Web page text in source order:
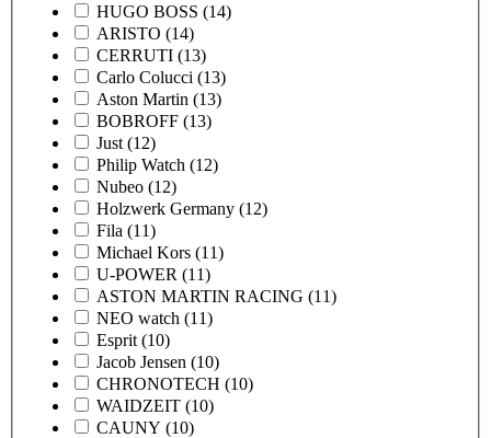
HUGO BOSS (14)
ARISTO (14)
CERRUTI (13)
Carlo Colucci (13)
Aston Martin (13)
BOBROFF (13)
Just (12)
Philip Watch (12)
Nubeo (12)
Holzwerk Germany (12)
Fila (11)
Michael Kors (11)
U-POWER (11)
ASTON MARTIN RACING (11)
NEO watch (11)
Esprit (10)
Jacob Jensen (10)
CHRONOTECH (10)
WAIDZEIT (10)
CAUNY (10)